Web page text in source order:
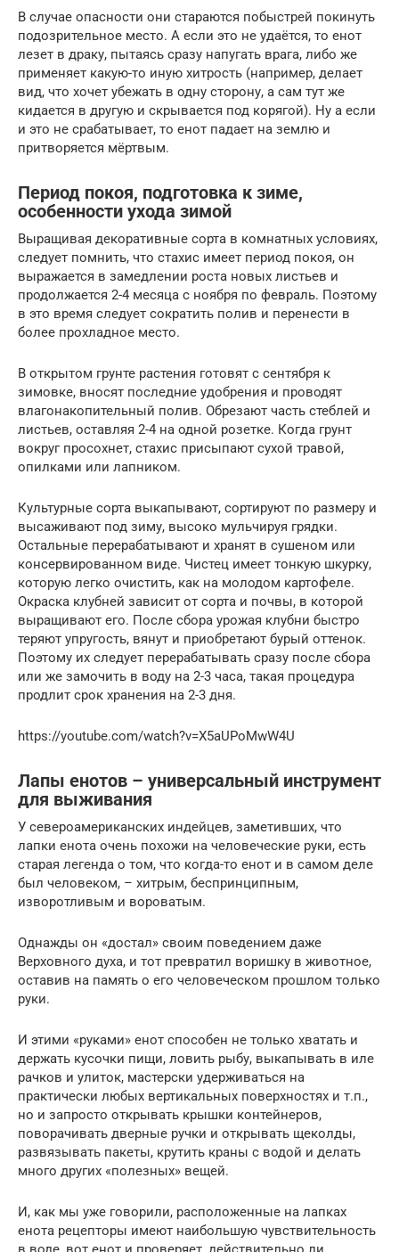
В случае опасности они стараются побыстрей покинуть
подозрительное место. А если это не удаётся, то енот
лезет в драку, пытаясь сразу напугать врага, либо же
применяет какую-то иную хитрость (например, делает
вид, что хочет убежать в одну сторону, а сам тут же
кидается в другую и скрывается под корягой). Ну а если
и это не срабатывает, то енот падает на землю и
притворяется мёртвым.
Период покоя, подготовка к зиме,
особенности ухода зимой
Выращивая декоративные сорта в комнатных условиях,
следует помнить, что стахис имеет период покоя, он
выражается в замедлении роста новых листьев и
продолжается 2-4 месяца с ноября по февраль. Поэтому
в это время следует сократить полив и перенести в
более прохладное место.
В открытом грунте растения готовят с сентября к
зимовке, вносят последние удобрения и проводят
влагонакопительный полив. Обрезают часть стеблей и
листьев, оставляя 2-4 на одной розетке. Когда грунт
вокруг просохнет, стахис присыпают сухой травой,
опилками или лапником.
Культурные сорта выкапывают, сортируют по размеру и
высаживают под зиму, высоко мульчируя грядки.
Остальные перерабатывают и хранят в сушеном или
консервированном виде. Чистец имеет тонкую шкурку,
которую легко очистить, как на молодом картофеле.
Окраска клубней зависит от сорта и почвы, в которой
выращивают его. После сбора урожая клубни быстро
теряют упругость, вянут и приобретают бурый оттенок.
Поэтому их следует перерабатывать сразу после сбора
или же замочить в воду на 2-3 часа, такая процедура
продлит срок хранения на 2-3 дня.
https://youtube.com/watch?v=X5aUPoMwW4U
Лапы енотов – универсальный инструмент
для выживания
У североамериканских индейцев, заметивших, что
лапки енота очень похожи на человеческие руки, есть
старая легенда о том, что когда-то енот и в самом деле
был человеком, – хитрым, беспринципным,
изворотливым и вороватым.
Однажды он «достал» своим поведением даже
Верховного духа, и тот превратил воришку в животное,
оставив на память о его человеческом прошлом только
руки.
И этими «руками» енот способен не только хватать и
держать кусочки пищи, ловить рыбу, выкапывать в иле
рачков и улиток, мастерски удерживаться на
практически любых вертикальных поверхностях и т.п.,
но и запросто открывать крышки контейнеров,
поворачивать дверные ручки и открывать щеколды,
развязывать пакеты, крутить краны с водой и делать
много других «полезных» вещей.
И, как мы уже говорили, расположенные на лапках
енота рецепторы имеют наибольшую чувствительность